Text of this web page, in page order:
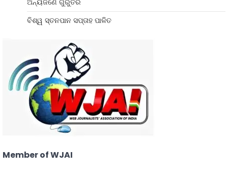
ଅନ୍ୟଜଣେ ଗୁରୁତର
ବିଶ୍ୱ ସ୍ତନପାନ ସପ୍ତାହ ପାଳିତ
Member of WJAI